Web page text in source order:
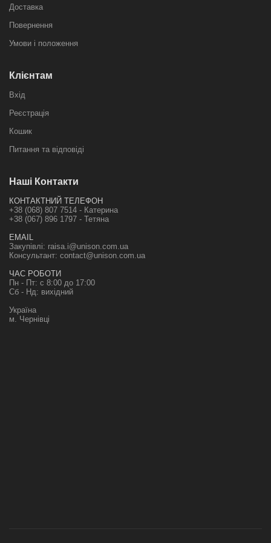
Доставка
Повернення
Умови і положення
Клієнтам
Вхід
Реєстрація
Кошик
Питання та відповіді
Наші Контакти
КОНТАКТНИЙ ТЕЛЕФОН
+38 (068) 807 7514 - Катерина
+38 (067) 896 1797 - Тетяна
EMAIL
Закупівлі: raisa.i@unison.com.ua
Консультант: contact@unison.com.ua
ЧАС РОБОТИ
Пн - Пт: с 8:00 до 17:00
Сб - Нд: вихідний
Україна
м. Чернівці